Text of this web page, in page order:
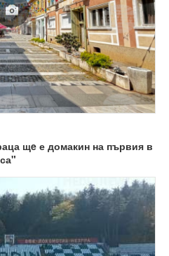
щe е домакин на първия в